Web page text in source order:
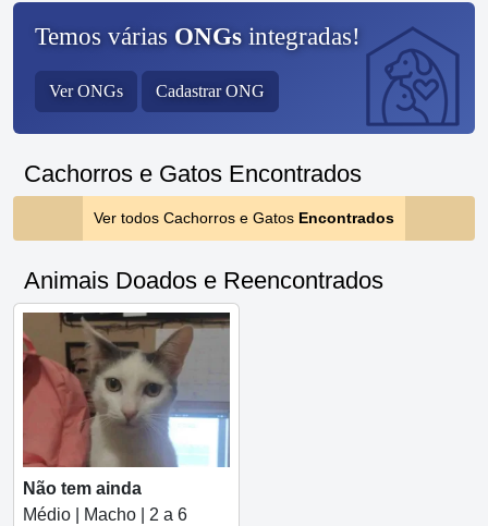
Temos várias ONGs integradas!
Ver ONGs Cadastrar ONG
Cachorros e Gatos Encontrados
Ver todos Cachorros e Gatos Encontrados
Animais Doados e Reencontrados
Não tem ainda
Médio | Macho | 2 a 6